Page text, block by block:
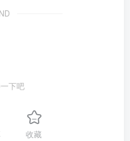
下吧
收藏